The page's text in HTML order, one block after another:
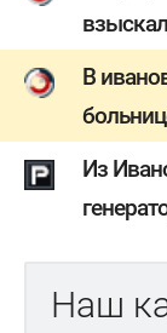
В
Из
Наш